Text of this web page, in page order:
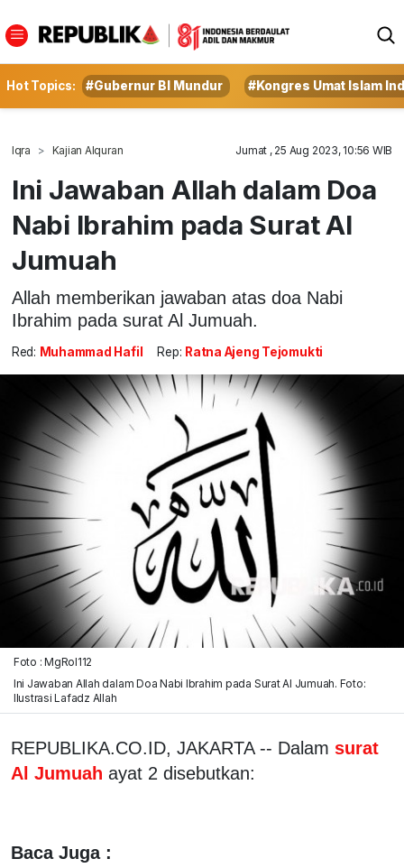
Hot Topics: #Gubernur BI Mundur #Kongres Umat Islam
Iqra Kajian Alquran Jumat , 25 Aug 2023, 10:56 WIB
Ini Jawaban Allah dalam Doa
Nabi Ibrahim pada Surat Al
Jumuah
Allah memberikan jawaban atas doa Nabi
Ibrahim pada surat Al Jumuah.
Red: Muhammad Hafil Rep: Ratna Ajeng Tejomukti
Foto : MgRol112
Ini Jawaban Allah dalam Doa Nabi Ibrahim pada Surat Al Jumuah. Foto:
Ilustrasi Lafadz Allah
REPUBLIKA.CO.ID, JAKARTA -- Dalam surat
Al Jumuah ayat 2 disebutkan:
Baca Juga :